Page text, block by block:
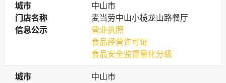
城市
城市
中山市
门店名称
门店名称
麦当劳中山小榄龙山路餐厅
信息公示
信息公示
营业执照
食品经营许可证
食品安全监督量化分级
城市
城市
中山市